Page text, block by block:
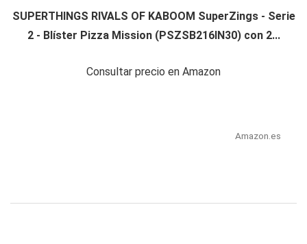
SUPERTHINGS RIVALS OF KABOOM SuperZings - Serie
2 - Blíster Pizza Mission (PSZSB216IN30) con 2...
Consultar precio en Amazon
Amazon.es